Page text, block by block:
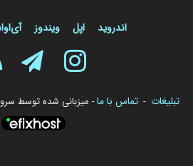
اندروید اپل ویندوز
تبلیغات - تماس با ما- میزبانی شده توسط